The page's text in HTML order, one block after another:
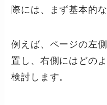
際には、まず基本的
例えば、ページの左
置し、右側にはどの
検討します。